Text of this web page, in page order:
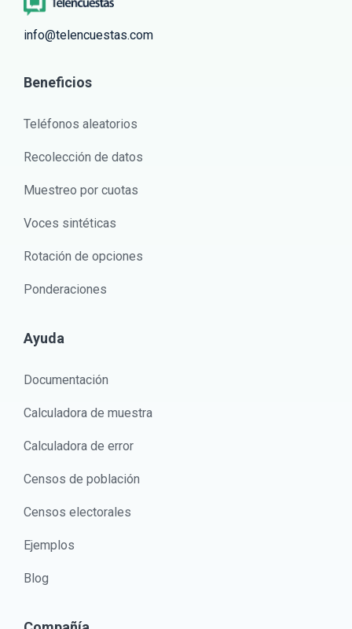
info@telencuestas.com
Beneficios
Teléfonos aleatorios
Recolección de datos
Muestreo por cuotas
Voces sintéticas
Rotación de opciones
Ponderaciones
Ayuda
Documentación
Calculadora de muestra
Calculadora de error
Censos de población
Censos electorales
Ejemplos
Blog